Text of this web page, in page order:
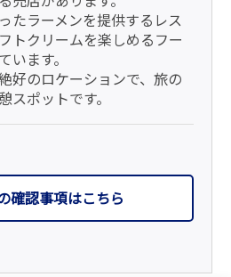
たラーメンを提供するレス
トクリームを楽しめるフー
います。
好のロケーションで、旅の
スポットです。
確認事項はこちら